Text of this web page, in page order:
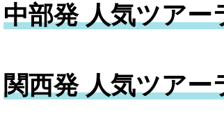
中部発 人気ツアー
関西発 人気ツアー